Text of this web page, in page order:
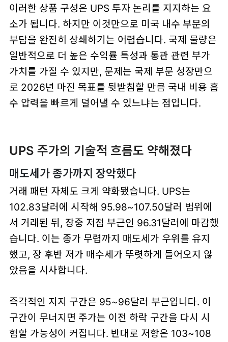
이러한 상품 구성은 UPS 투자 논리를 지지하는 요
소가 됩니다. 하지만 이것만으로 미국 내수 부문의
부담을 완전히 상쇄하기는 어렵습니다. 국제 물량은
일반적으로 더 높은 수익률 특성과 통관 관련 부가
가치를 가질 수 있지만, 문제는 국제 부문 성장만으
로 2026년 마진 목표를 뒷받침할 만큼 국내 비용 흡
수 압력을 빠르게 덜어낼 수 있느냐는 점입니다.
UPS 주가의 기술적 흐름도 약해졌다
매도세가 종가까지 장악했다
거래 패턴 자체도 크게 약화됐습니다. UPS는
102.83달러에 시작해 95.98~107.50달러 범위에
서 거래된 뒤, 장중 저점 부근인 96.31달러에 마감했
습니다. 이는 종가 무렵까지 매도세가 우위를 유지
했고, 장 후반 저가 매수세가 뚜렷하게 들어오지 않
았음을 시사합니다.
즉각적인 지지 구간은 95~96달러 부근입니다. 이
구간이 무너지면 주가는 이전 하락 구간을 다시 시
험할 가능성이 커집니다. 반대로 저항은 103~108